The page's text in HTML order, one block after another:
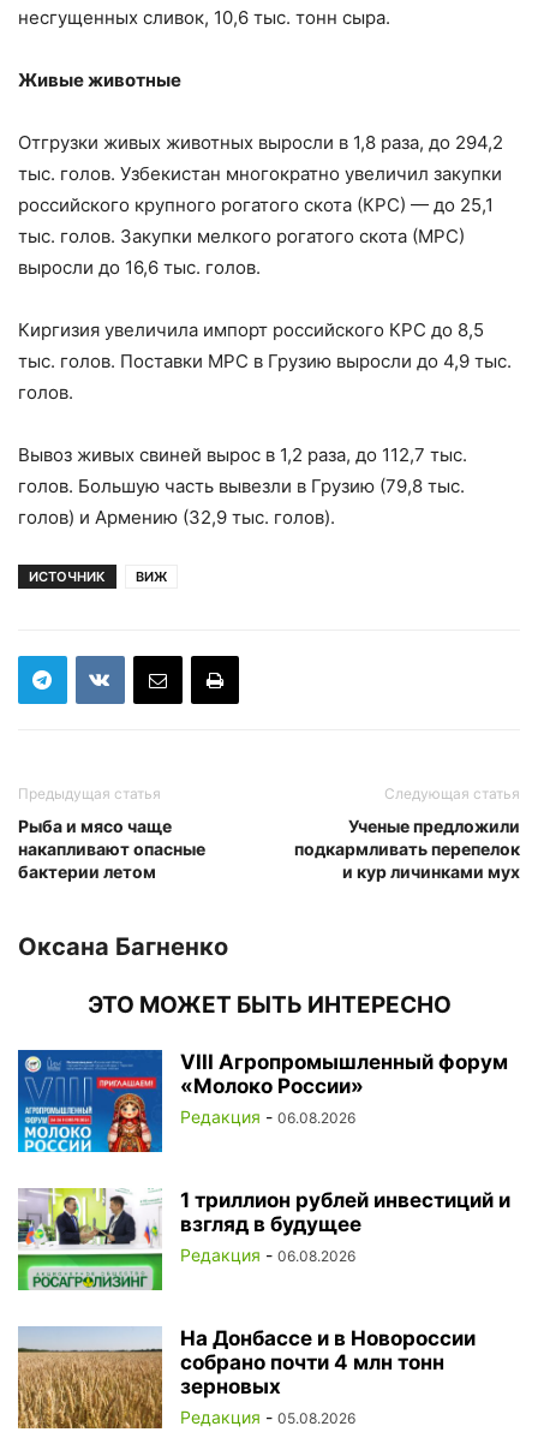
несгущенных сливок, 10,6 тыс. тонн сыра.
Живые животные
Отгрузки живых животных выросли в 1,8 раза, до 294,2
тыс. голов. Узбекистан многократно увеличил закупки
российского крупного рогатого скота (КРС) — до 25,1
тыс. голов. Закупки мелкого рогатого скота (МРС)
выросли до 16,6 тыс. голов.
Киргизия увеличила импорт российского КРС до 8,5
тыс. голов. Поставки МРС в Грузию выросли до 4,9 тыс.
голов.
Вывоз живых свиней вырос в 1,2 раза, до 112,7 тыс.
голов. Большую часть вывезли в Грузию (79,8 тыс.
голов) и Армению (32,9 тыс. голов).
ИСТОЧНИК ВИЖ
Предыдущая статья
Рыба и мясо чаще
накапливают опасные
бактерии летом
Следующая статья
Ученые предложили
подкармливать перепелок
и кур личинками мух
Оксана Багненко
ЭТО МОЖЕТ БЫТЬ ИНТЕРЕСНО
VIII Агропромышленный форум
«Молоко России»
Редакция - 06.08.2026
1 триллион рублей инвестиций и
взгляд в будущее
Редакция - 06.08.2026
На Донбассе и в Новороссии
собрано почти 4 млн тонн
зерновых
Редакция - 05.08.2026